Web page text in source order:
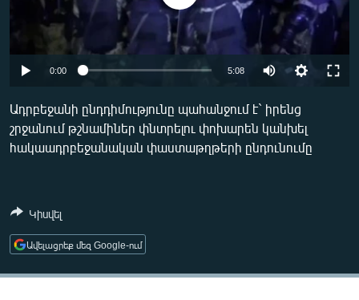
ՍՊՈՐՏ
ՄԵԿՆԱԲԱՆՈՒԹՅՈՒՆ
ՏՏ ԵՒ ԻՆՏԵՐՆԵՏ
ԿՈՐՈՆԱՎԻՐՈՒՍ
ԱՐԽԻՎ
ՁԳՏԵԼՈՎ ԼԱՎԱԳՈՒՅՆԻՆ
ՓՈԴՔԱՍԹ
0:00 5:08 Auto
360p
480p
Ադրբեջանի ընդդիմությունը պահանջում է` իրենց
շրջանում թշնամիներ փնտրելու փոխարեն կանխել
հակաադրբեջանական փաստաթղթերի ընդունումը
Կիսվել
Ավելացրեք մեզ Google-ում